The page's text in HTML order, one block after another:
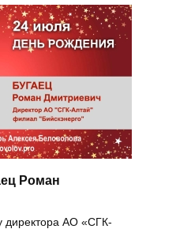
Роман
директора АО «СГК-